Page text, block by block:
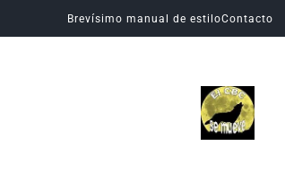
Brevísimo manual de estiloContacto